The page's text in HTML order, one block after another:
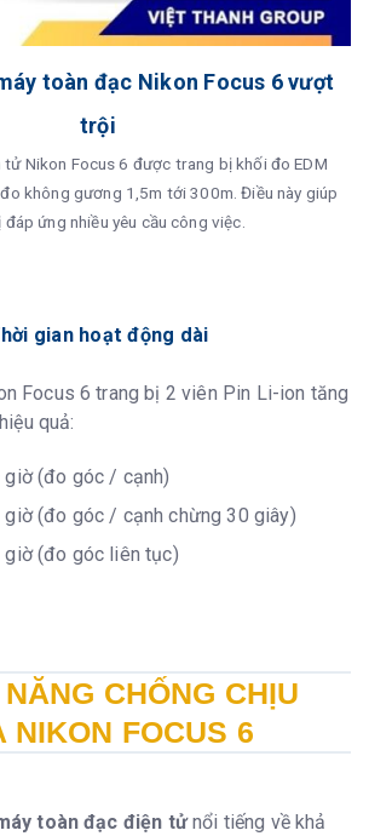
toàn đạc Nikon Focus 6 vượt
trội
tử Nikon Focus 6 được trang bị khối đo EDM
đo không gương 1,5m tới 300m. Điều này giúp
ứng nhiều yêu cầu công việc.
gian hoạt động dài
Focus 6 trang bị 2 viên Pin Li-ion tăng
quả:
giờ (đo góc / cạnh)
giờ (đo góc / cạnh chừng 30 giây)
giờ (đo góc liên tục)
CHỐNG CHỊU
NIKON FOCUS 6
toàn đạc điện tửnổi tiếng về khả